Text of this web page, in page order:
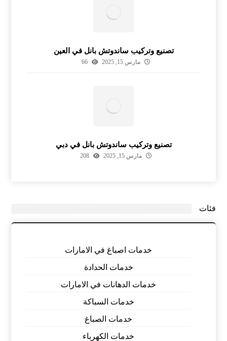
تصنيع وتركيب ساندوتش بانل في العين
مارس 15, 2025 66
تصنيع وتركيب ساندوتش بانل في دبي
مارس 15, 2025 208
فئات
خدمات اصباغ في الامارات
خدمات الحدادة
خدمات الدهانات في الامارات
خدمات السباكة
خدمات الصباغ
خدمات الكهرباء